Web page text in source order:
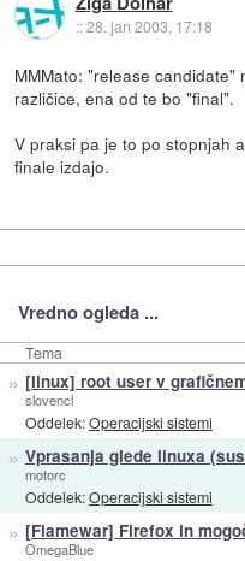
::28. jan 2003, 17:18
MMMato: "release candidate"
različice, ena od te bo "final".
V praksi pa je to po stopnjah
finale izdajo.
Vredno ogleda ...
Tema
» [linux] root user v
slovencl
Oddelek:Operacijski sistemi
» Vprasanja glede linuxa
motorc
Oddelek:Operacijski sistemi
» [Flamewar] Firefox in
OmegaBlue